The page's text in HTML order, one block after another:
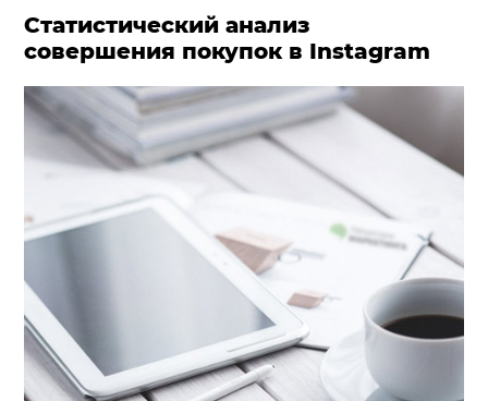
Статистический анализ
совершения покупок в Instagram